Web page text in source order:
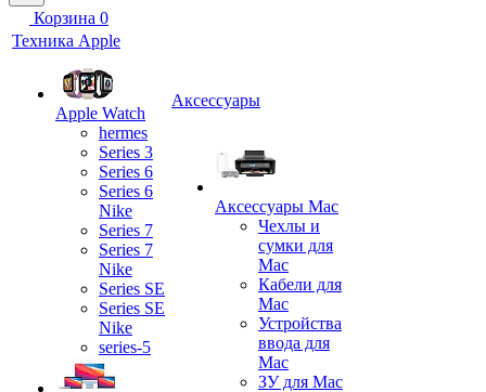
Корзина 0
Техника Apple
Apple Watch
hermes
Series 3
Series 6
Series 6
Nike
Series 7
Series 7
Nike
Series SE
Series SE
Nike
series-5
Аксессуары
Аксессуары Mac
Чехлы и
сумки для
Mac
Кабели для
Mac
Устройства
ввода для
Mac
ЗУ для Mac